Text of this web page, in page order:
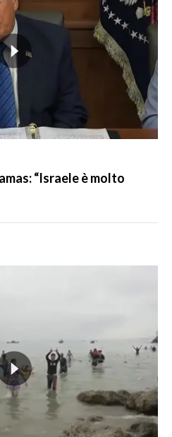
“Israele è molto